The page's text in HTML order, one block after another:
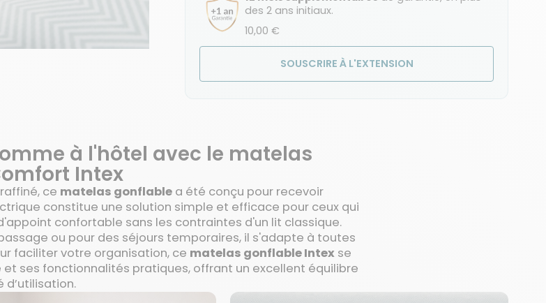
des 2 ans initiaux.
10,00 €
SOUSCRIRE À L'EXTENSION
à l'hôtel avec le matelas
Intex
ce matelas gonflable a été conçu pour recevoir
constitue une solution simple et efficace pour ceux qui
confortable sans les contraintes d'un lit classique.
ou pour des séjours temporaires, il s'adapte à toutes
faciliter votre organisation, ce matelas gonflable Intex se
ses fonctionnalités pratiques, offrant un excellent équilibre